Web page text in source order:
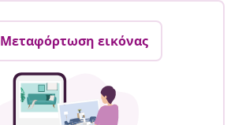
Μεταφόρτωση εικόνας